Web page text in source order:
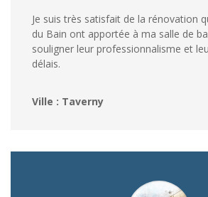
Je suis très satisfait de la rénovation
du Bain ont apportée à ma salle de
souligner leur professionnalisme et
délais.
Ville : Taverny